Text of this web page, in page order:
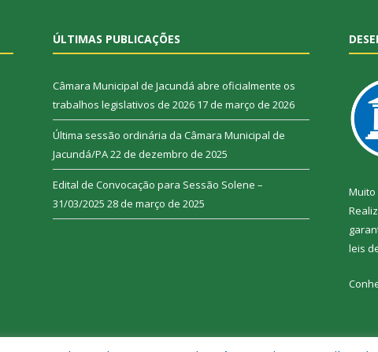
ÚLTIMAS PUBLICAÇÕES
Câmara Municipal de Jacundá abre oficialmente os
trabalhos legislativos de 2026 17 de março de 2026
Última sessão ordinária da Câmara Municipal de
Jacundá/PA22 de dezembro de 2025
Edital de Convocação para Sessão Solene –
31/03/2025 28 de março de 2025
Muito
leis